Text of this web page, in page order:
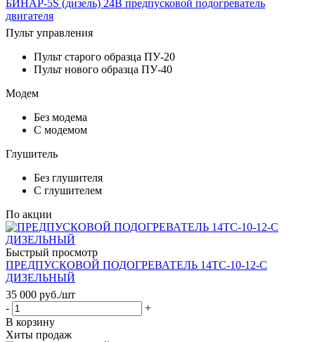
БИНАР-5S (дизель) 24В предпусковой подогреватель
двигателя
Пульт управления
Пульт старого образца ПУ-20
Пульт нового образца ПУ-40
Модем
Без модема
С модемом
Глушитель
Без глушителя
С глушителем
По акции
Быстрый просмотр
ПРЕДПУСКОВОЙ ПОДОГРЕВАТЕЛЬ 14ТС-10-12-С
ДИЗЕЛЬНЫЙ
35 000 руб./шт
-
+
В корзину
Хиты продаж